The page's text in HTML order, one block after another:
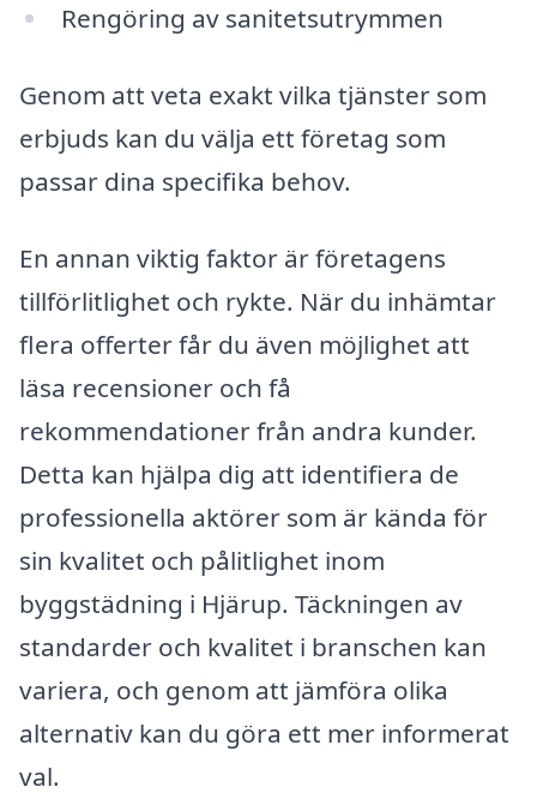
Rengöring av sanitetsutrymmen
Genom att veta exakt vilka tjänster som
erbjuds kan du välja ett företag som
passar dina specifika behov.
En annan viktig faktor är företagens
tillförlitlighet och rykte. När du inhämtar
flera offerter får du även möjlighet att
läsa recensioner och få
rekommendationer från andra kunder.
Detta kan hjälpa dig att identifiera de
professionella aktörer som är kända för
sin kvalitet och pålitlighet inom
byggstädning i Hjärup. Täckningen av
standarder och kvalitet i branschen kan
variera, och genom att jämföra olika
alternativ kan du göra ett mer informerat
val.